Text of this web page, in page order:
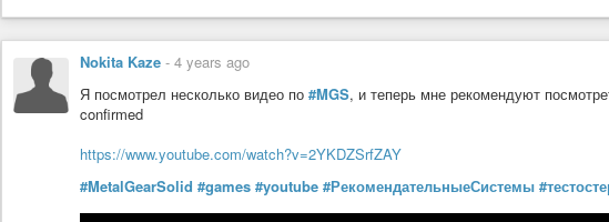
Nokita Kaze - 4 years ago
Я посмотрел несколько видео по #MGS, и теперь мне рекомендуют
confirmed
https://www.youtube.com/watch?v=2YKDZSrfZAY
#MetalGearSolid #games #youtube #РекомендательныеСистемы